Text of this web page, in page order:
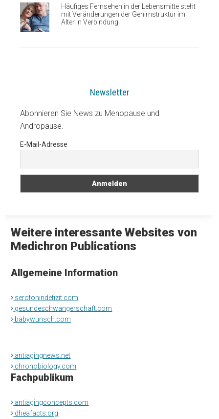
Häufiges Fernsehen in der Lebensmitte steht
mit Veränderungen der Gehirnstruktur im
Alter in Verbindung
Newsletter
Abonnieren Sie News zu Menopause und
Andropause.
E-Mail-Adresse
Weitere interessante Websites von
Medichron Publications
Allgemeine Information
serotonindefizit.com
gesundeschwangerschaft.com
babywunsch.com
antiagingnews.net
chronobiology.com
Fachpublikum
antiagingconcepts.com
dheafacts.org